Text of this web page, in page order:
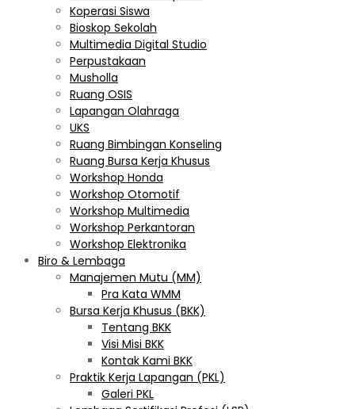
Koperasi Siswa
Bioskop Sekolah
Multimedia Digital Studio
Perpustakaan
Musholla
Ruang OSIS
Lapangan Olahraga
UKS
Ruang Bimbingan Konseling
Ruang Bursa Kerja Khusus
Workshop Honda
Workshop Otomotif
Workshop Multimedia
Workshop Perkantoran
Workshop Elektronika
Biro & Lembaga
Manajemen Mutu (MM)
Pra Kata WMM
Bursa Kerja Khusus (BKK)
Tentang BKK
Visi Misi BKK
Kontak Kami BKK
Praktik Kerja Lapangan (PKL)
Galeri PKL